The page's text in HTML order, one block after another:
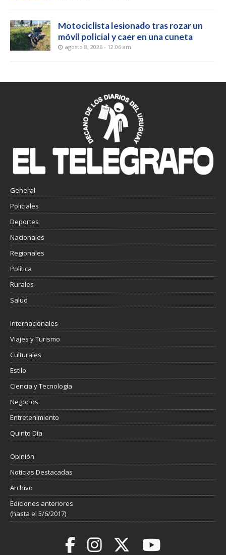
Motociclista lesionado tras rozar un
móvil policial y caer en una cuneta
agosto 8, 2026 - 12:06 am
General
Policiales
Deportes
Nacionales
Regionales
Política
Rurales
Salud
Internacionales
Viajes y Turismo
Culturales
Estilo
Ciencia y Tecnología
Negocios
Entretenimiento
Quinto Día
Opinión
Noticias Destacadas
Archivo
Ediciones anteriores
(hasta el 5/6/2017)